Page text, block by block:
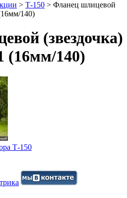
> Т-150 > Фланец шлицевой
140)
(звездочка)
(16мм/140)
Т-150